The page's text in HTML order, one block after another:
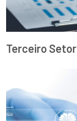
Terceiro Setor